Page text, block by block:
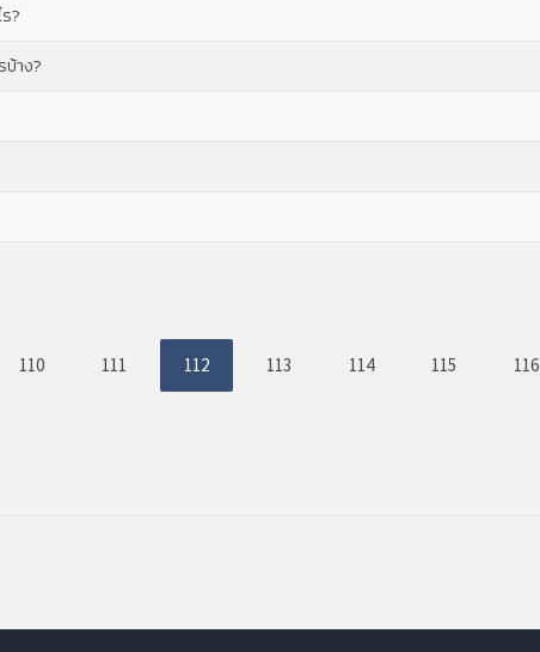
?
บ้าง?
110 111 112 113 114 115 116